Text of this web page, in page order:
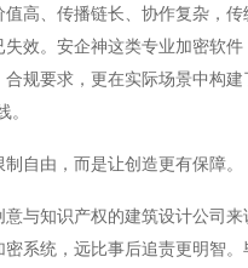
高、传播链长、协作复杂，传
失效。安企神这类专业加密软件
合规要求，更在实际场景中构建
。
自由，而是让创造更有保障。
意与知识产权的建筑设计公司
密系统，远比事后追责更明智